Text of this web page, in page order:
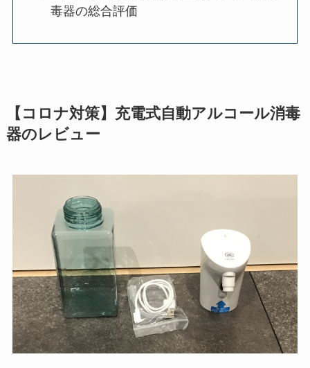
毒器の総合評価
【コロナ対策】充電式自動アルコール消毒
器のレビュー